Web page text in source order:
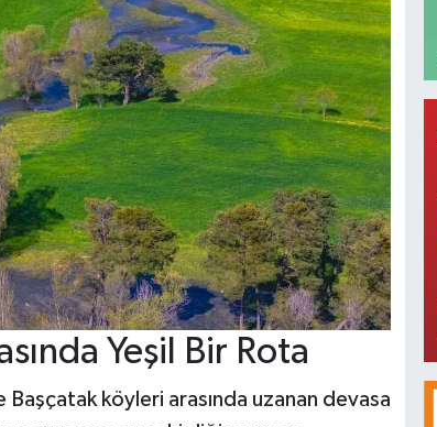
Yeşil Bir Rota
Başçatak köyleri arasında uzanan devasa